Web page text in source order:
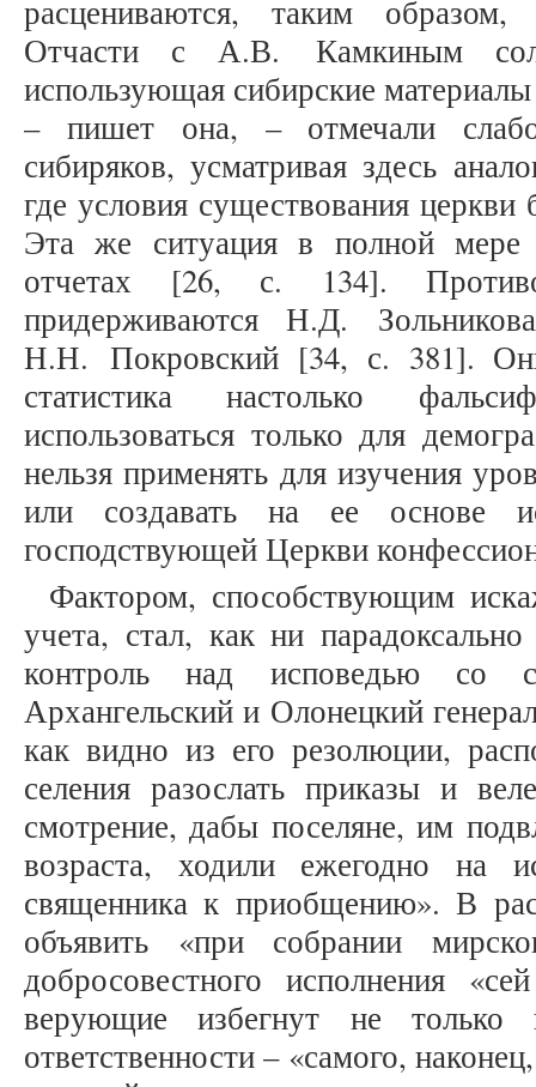
расцениваются, таким
Отчасти с А.В. Камкиным
использующая сибирские
– пишет она, – отмечали
сибиряков, усматривая здесь
где условия существования
Эта же ситуация в полной
отчетах [26, с. 134].
придерживаются Н.Д.
Н.Н. Покровский [34, с. 381].
статистика настолько
использоваться только для
нельзя применять для изучения
или создавать на ее основе
господствующей Церкви
Фактором, способствующим
учета, стал, как ни
контроль над исповедью со
Архангельский и Олонецкий
как видно из его резолюции,
селения разослать приказы и
смотрение, дабы поселяне, им
возраста, ходили ежегодно на
священника к приобщению». В
объявить «при собрании
добросовестного исполнения
верующие избегнут не
ответственности – «самого,